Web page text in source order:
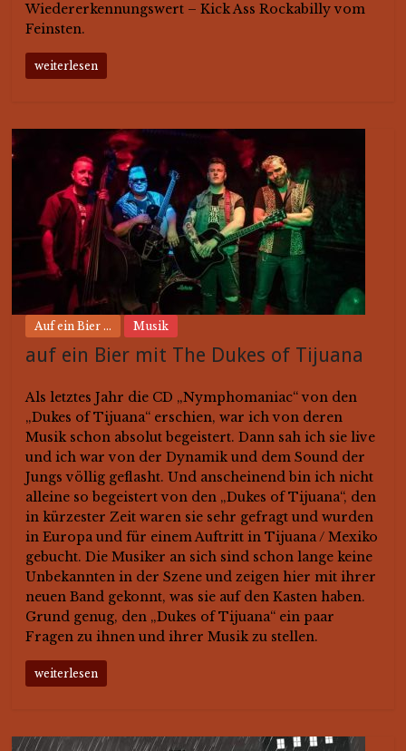
Wiedererkennungswert – Kick Ass Rockabilly vom
Feinsten.
weiterlesen
Auf ein Bier ... Musik
auf ein Bier mit The Dukes of Tijuana
Als letztes Jahr die CD „Nymphomaniac“ von den
„Dukes of Tijuana“ erschien, war ich von deren
Musik schon absolut begeistert. Dann sah ich sie live
und ich war von der Dynamik und dem Sound der
Jungs völlig geflasht. Und anscheinend bin ich nicht
alleine so begeistert von den „Dukes of Tijuana“, den
in kürzester Zeit waren sie sehr gefragt und wurden
in Europa und für einem Auftritt in Tijuana / Mexiko
gebucht. Die Musiker an sich sind schon lange keine
Unbekannten in der Szene und zeigen hier mit ihrer
neuen Band gekonnt, was sie auf den Kasten haben.
Grund genug, den „Dukes of Tijuana“ ein paar
Fragen zu ihnen und ihrer Musik zu stellen.
weiterlesen